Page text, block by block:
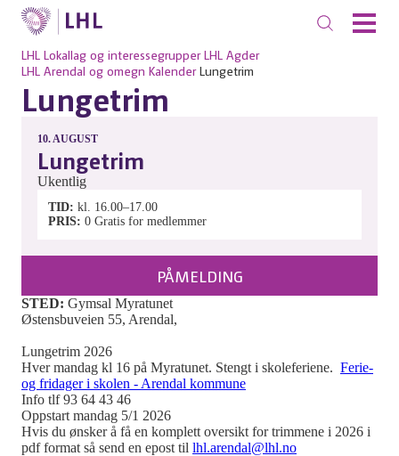
LHL Lokallag og interessegrupper LHL Agder
LHL Arendal og omegn Kalender Lungetrim
Lungetrim
10.AUGUST
Lungetrim
Ukentlig
TID kl. 16.00–17.00
PRIS 0 Gratis for medlemmer
PÅMELDING
STED: Gymsal Myratunet
Østensbuveien 55, Arendal,
Lungetrim 2026
Hver mandag kl 16 på Myratunet. Stengt i skoleferiene. Ferie-
og fridager i skolen - Arendal kommune
Info tlf 93 64 43 46
Oppstart mandag 5/1 2026
Hvis du ønsker å få en komplett oversikt for trimmene i 2026 i
pdf format så send en epost til lhl.arendal@lhl.no